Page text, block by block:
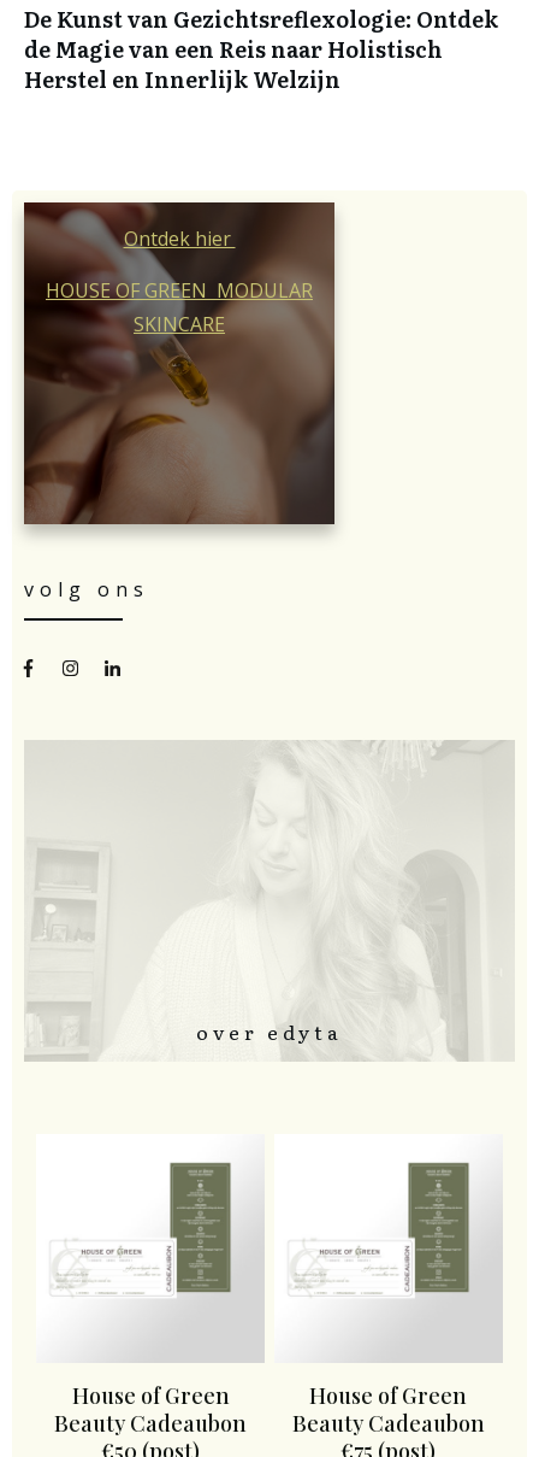
De Kunst van Gezichtsreflexologie: Ontdek
de Magie van een Reis naar Holistisch
Herstel en Innerlijk Welzijn
Ontdek hier
HOUSE OF GREEN MODULAR
SKINCARE
volg ons
over edyta
House of Green
Beauty Cadeaubon
€50 (post)
House of Green
Beauty Cadeaubon
€75 (post)